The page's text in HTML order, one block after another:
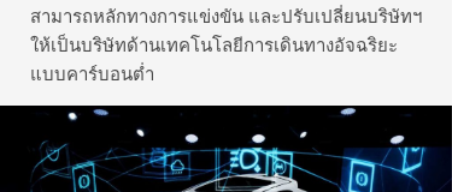
สามารถหลักทางการแข่งขัน และปรับเปลี่ยนบริษัทฯ
ให้เป็นบริษัทด้านเทคโนโลยีการเดินทางอัจฉริยะ
แบบคาร์บอนต่ำ